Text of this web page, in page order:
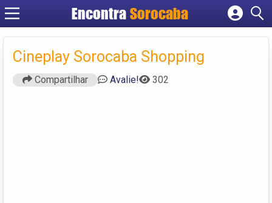
EncontraSorocaba
Cadastrar empresa
Criar conta
Cineplay Sorocaba Shopping
Compartilhar Avalie! 302